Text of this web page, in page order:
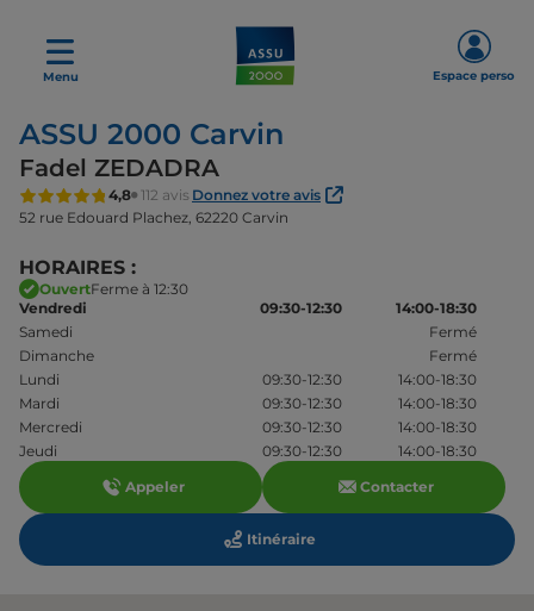
Menu Espace perso
ASSU 2000 Carvin
Fadel ZEDADRA
4,8 112 avis Donnez votre avis
52 rue Edouard Plachez, 62220 Carvin
HORAIRES :
OuvertFerme à 12:30
Vendredi
09:30-12:30
14:00-18:30
Samedi
Fermé
Dimanche
Fermé
Lundi
09:30-12:30
14:00-18:30
Mardi
09:30-12:30
14:00-18:30
Mercredi
09:30-12:30
14:00-18:30
Jeudi
09:30-12:30
14:00-18:30
Appeler
Contacter
Itinéraire